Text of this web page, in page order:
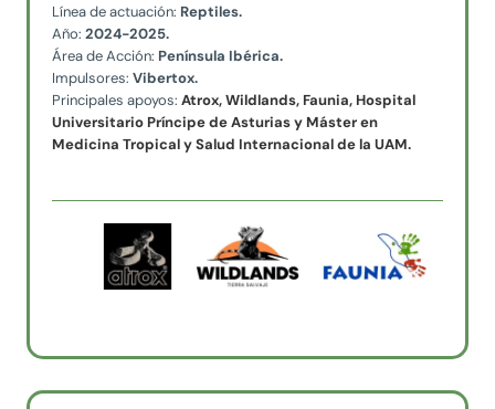
Línea de actuación: Reptiles.
Año: 2024-2025.
Área de Acción: Península Ibérica.
Impulsores: Vibertox.
Principales apoyos: Atrox, Wildlands, Faunia, Hospital
Universitario Príncipe de Asturias y Máster en
Medicina Tropical y Salud Internacional de la UAM.